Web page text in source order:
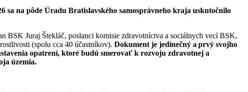
sa na pôde Úradu Bratislavského samosprávneho kraja uskutočnilo
BSK Juraj Štekláč, poslanci komisie zdravotníctva a sociálnych vecí BSK,
(spolu cca 40 účastníkov). Dokument je jedinečný a prvý svojho
opatrení, ktoré budú smerovať k rozvoju zdravotnej a
územia.